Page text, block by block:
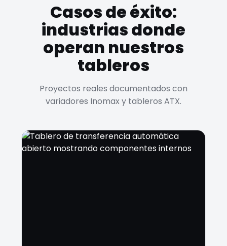
Casos de éxito:
industrias donde
operan nuestros
tableros
Proyectos reales documentados con
variadores Inomax y tableros ATX.